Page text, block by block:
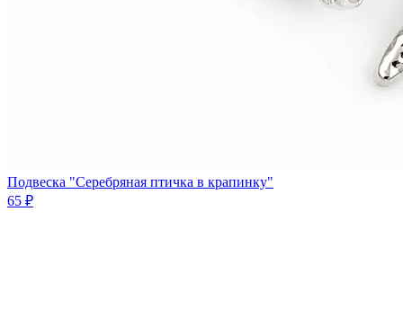
Подвеска "Серебряная птичка в крапинку"
65 ₽